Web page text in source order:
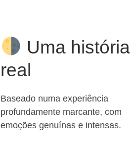
Uma história
real
Baseado numa experiência
profundamente marcante, com
emoções genuínas e intensas.